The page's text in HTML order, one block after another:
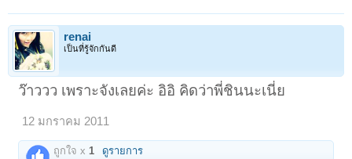
renai
เป็นที่รู้จักกันดี
ว๊าววว เพราะจังเลยค่ะ อิอิ คิดว่าพี่ชินนะเนี่ย
12 มกราคม 2011
ถูกใจ x 1 ดูรายการ